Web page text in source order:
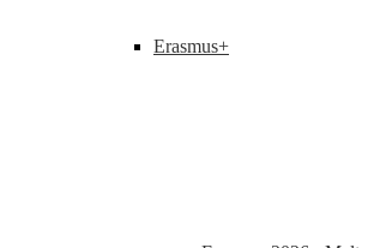
Erasmus+